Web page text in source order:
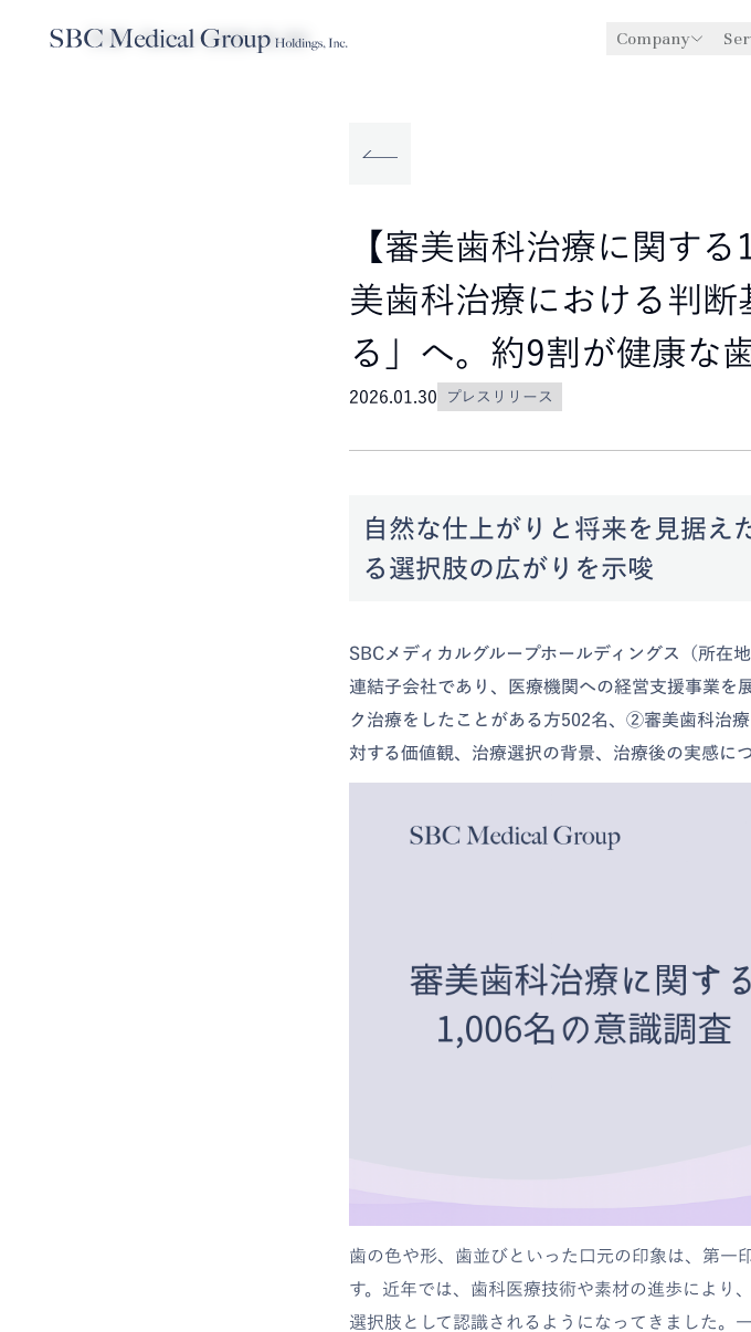
Company
Company
Service
Sustainability
TOP News 2026.01.30
【審美歯科治療に関す
美歯科治療における判
る」へ。約9割が健康な
2026.01.30 プレスリリース
自然な仕上がりと将来を見据え
る選択肢の広がりを示唆
SBCメディカルグループホールディングス（所在
連結子会社であり、医療機関への経営支援事業を
ク治療をしたことがある方502名、②審美歯科治
対する価値観、治療選択の背景、治療後の実感に
歯の色や形、歯並びといった口元の印象は、第一
す。近年では、歯科医療技術や素材の進歩により
選択肢として認識されるようになってきました。